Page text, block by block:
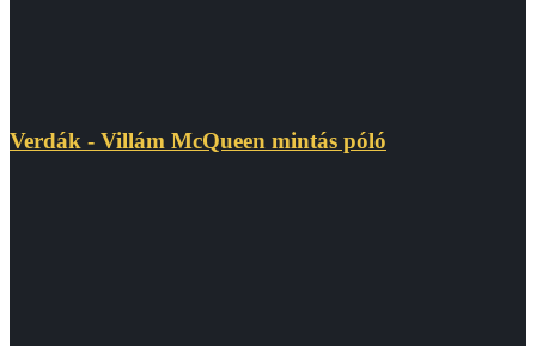
Verdák - Villám McQueen mintás póló